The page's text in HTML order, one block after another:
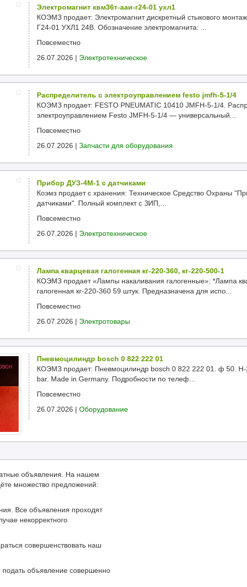
Электромагнит квм36т-ааи-г24-01 ухл1
КОЭМЗ продает: Электромагнит дискретный стыкового
Г24-01 УХЛ1 24В. Обозначение электромагнита: ...
Повсеместно
26.07.2026 | Электротехническое
Распределитель с электроуправлением festo jmfh-5-1/4
КОЭМЗ продает: FESTO PNEUMATIC 10410 JMFH-5-1/4.
электроуправлением Festo JMFH-5-1/4 — универсальный...
Повсеместно
26.07.2026 | Запчасти для оборудования
Прибор ДУЗ-4М-1 с датчиками
Коэмз продает с хранения: Техническое Средство Охраны
датчиками". Полный комплект с ЗИП,...
Повсеместно
26.07.2026 | Электротехническое
Лампа кварцевая галогенная кг-220-360, кг-220-500-1
КОЭМЗ продает «Лампы накаливания галогенные»: *Лампа
галогенная кг-220-360 59 штук. Предназначена для испо...
Повсеместно
26.07.2026 | Электротовары
Пневмоцилиндр bosch 0 822 222 01
КОЭМЗ продает: Пневмоцилиндр bosch 0 822 222 01. ф 50. Н-
bar. Made in Germany. Подробности по телеф...
Повсеместно
26.07.2026 | Оборудование
объявления. На нашем
множество предложений:
Все объявления проходят
некорректного
совершенствовать наш
объявление совершенно